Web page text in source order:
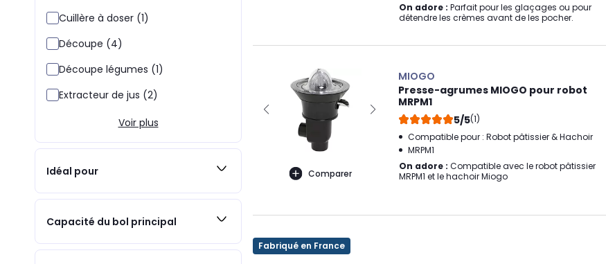
Cuillère à doser (1)
Découpe (4)
Découpe légumes (1)
Extracteur de jus (2)
Voir plus
Idéal pour
Capacité du bol principal
On adore : Parfait pour les glaçages ou pour
détendre les crèmes avant de les pocher.
Comparer
MIOGO
Presse-agrumes MIOGO pour robot
MRPM1
5/5(1)
Compatible pour : Robot pâtissier & Hachoir
MRPM1
On adore : Compatible avec le robot pâtissier
MRPM1 et le hachoir Miogo
Fabriqué en France